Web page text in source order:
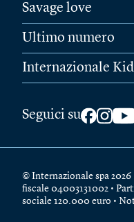
Savage love
Ultimo numero
Internazionale
Seguici su
© Internazionale spa
fiscale 04003131002 •
sociale 120.000 euro •